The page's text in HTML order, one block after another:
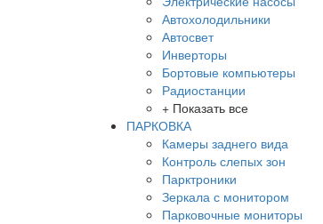
Автохолодильники
Автосвет
Инверторы
Бортовые компьютеры
Радиостанции
+ Показать все
ПАРКОВКА
Камеры заднего вида
Контроль слепых зон
Парктроники
Зеркала с монитором
Парковочные мониторы